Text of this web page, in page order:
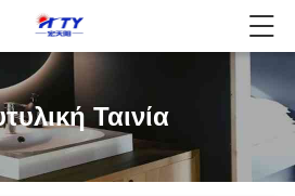
Ταινία